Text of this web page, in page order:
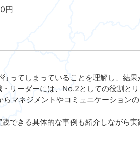
円
ってしまっていることを理解し、結果
リーダーには、No.2としての役割と
マネジメントやコミュニケーション
できる具体的な事例も紹介しながら実